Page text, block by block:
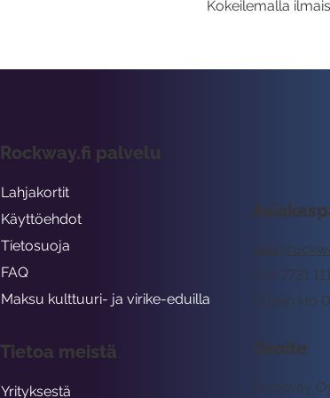
Kokeilemalla
Arkisin klo
045 7731
Osoite
Rockway
Rockway.fi palvelu
Lahjakortit
Käyttöehdot
Tietosuoja
FAQ
Maksu kulttuuri- ja virike-eduilla
Tietoa meistä
Yrityksestä